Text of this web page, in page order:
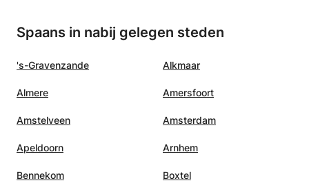
Spaans in nabij gelegen steden
's-Gravenzande Alkmaar
Almere Amersfoort
Amstelveen Amsterdam
Apeldoorn Arnhem
Bennekom Boxtel